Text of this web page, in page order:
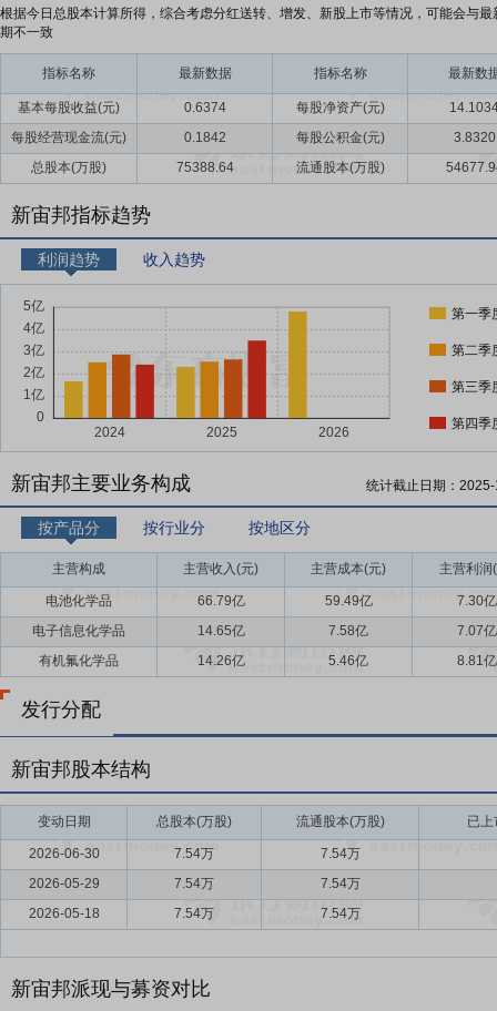
根据今日总股本计算所得，综合考虑分红送转、增发、新股上市等情况，可能会与最
期不一致
指标名称 最新数据 指标名称 最新数
基本每股收益(元) 0.6374 每股净资产(元)
每股经营现金流(元)
0.1842 每股公积金(元)
3.8320
总股本(万股)
75388.64 流通股本(万股)
新宙邦指标趋势
利润趋势 收入趋势
第一季
第二季
第三季
第四季
新宙邦主要业务构成 统计截止日期：
按产品分 按行业分 按地区分
主营构成 主营收入(元) 主营成本(元) 主营利润
电池化学品 66.79亿 59.49亿
7.30亿
电子信息化学品
14.65亿 7.58亿
7.07亿
有机氟化学品
14.26亿 5.46亿 8.81亿
发行分配
新宙邦股本结构
变动日期 总股本(万股) 流通股本(万股) 已
2026-06-30 7.54万
7.54万
2026-05-29
7.54万
7.54万
2026-05-18
7.54万 7.54万
新宙邦派现与募资对比